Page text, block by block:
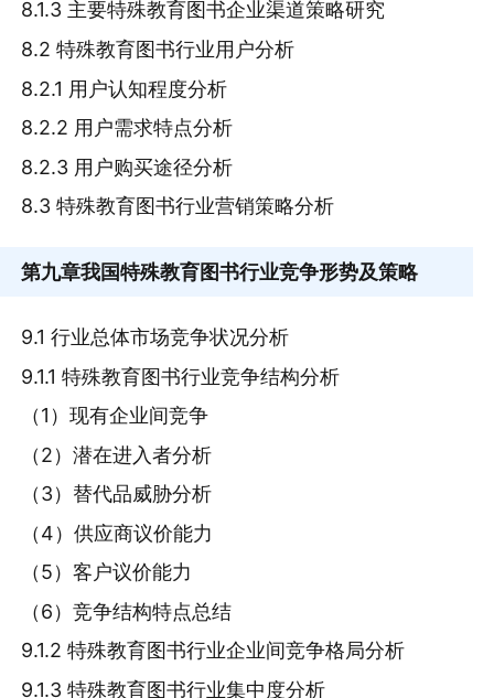
8.1.3 主要特殊教育图书企业渠道策略研究
8.2 特殊教育图书行业用户分析
8.2.1 用户认知程度分析
8.2.2 用户需求特点分析
8.2.3 用户购买途径分析
8.3 特殊教育图书行业营销策略分析
第九章我国特殊教育图书行业竞争形势及策略
9.1 行业总体市场竞争状况分析
9.1.1 特殊教育图书行业竞争结构分析
（1）现有企业间竞争
（2）潜在进入者分析
（3）替代品威胁分析
（4）供应商议价能力
（5）客户议价能力
（6）竞争结构特点总结
9.1.2 特殊教育图书行业企业间竞争格局分析
9.1.3 特殊教育图书行业集中度分析